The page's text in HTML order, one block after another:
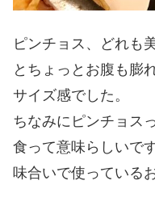
ピンチョス、どれも
とちょっとお腹も膨
サイズ感でした。
ちなみにピンチョス
食って意味らしいで
味合いで使っている